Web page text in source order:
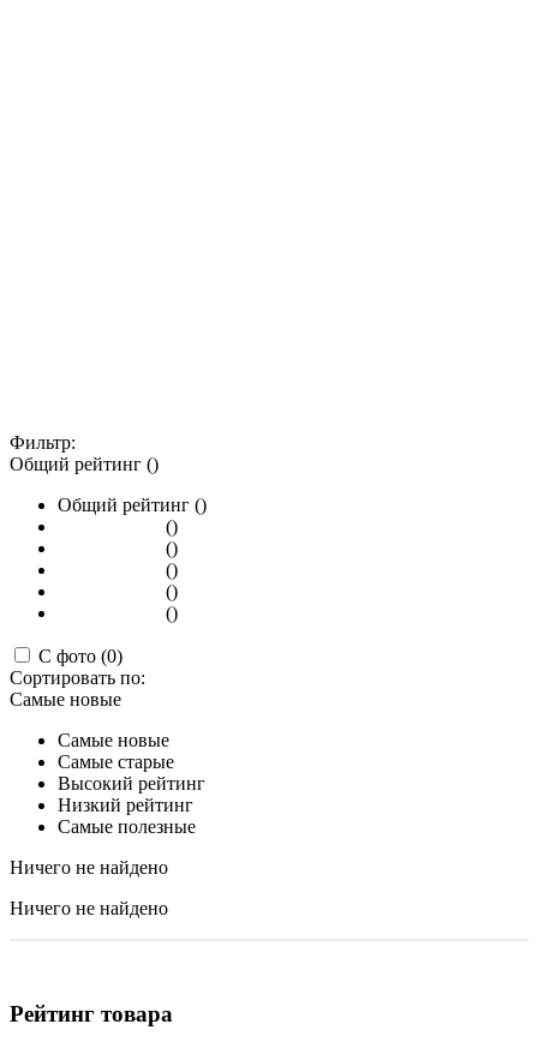
Фильтр:
Общий рейтинг ()
Общий рейтинг ()
()
()
()
()
()
С фото (0)
Сортировать по:
Самые новые
Самые новые
Самые старые
Высокий рейтинг
Низкий рейтинг
Самые полезные
Ничего не найдено
Ничего не найдено
Рейтинг товара